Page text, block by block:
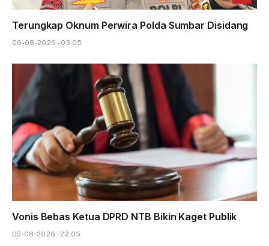
Terungkap Oknum Perwira Polda Sumbar Disidang
06-08-2026 - 03.05
Vonis Bebas Ketua DPRD NTB Bikin Kaget Publik
05-08-2026 - 22.05